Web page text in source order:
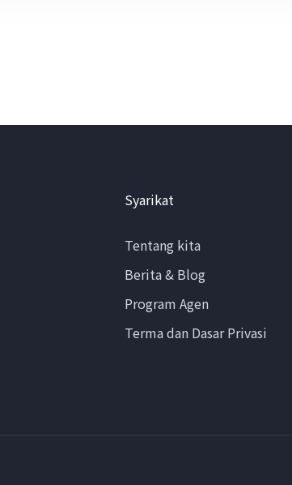
Syarikat
Tentang kita
Berita & Blog
Program Agen
Terma dan Dasar Privasi